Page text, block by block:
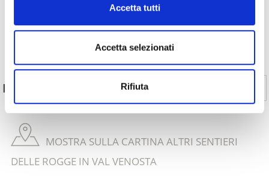
Accetta tutti
Accetta selezionati
Rifiuta
IL CONTENUTO VI È STATO UTILE?
MOSTRA SULLA CARTINA ALTRI SENTIERI
DELLE ROGGE IN VAL VENOSTA